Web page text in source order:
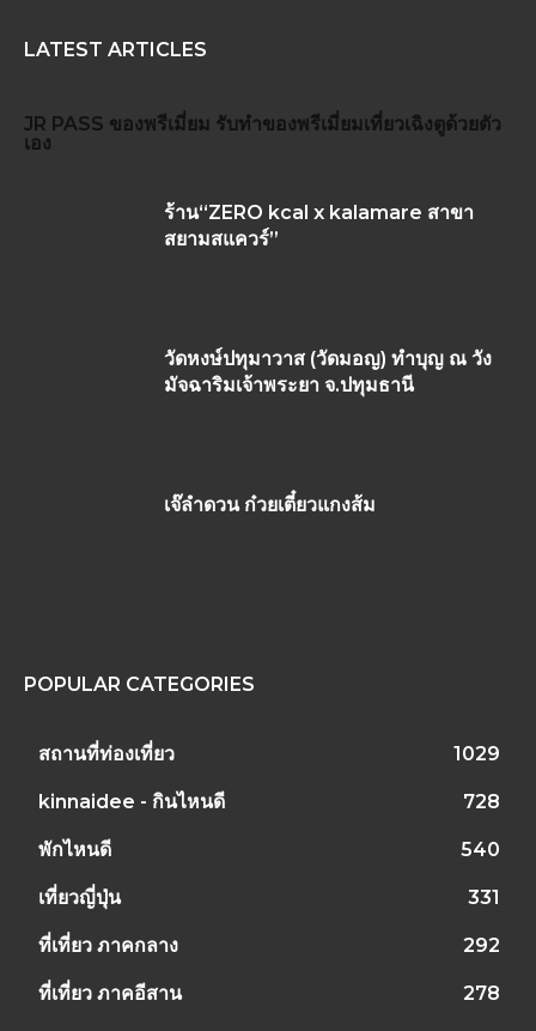
LATEST ARTICLES
JR PASS ของพรีเมี่ยม รับทำของพรีเมี่ยมเที่ยวเฉิงตูด้วยตัว
เอง
ร้าน“ZERO kcal x kalamare สาขา
สยามสแควร์”
วัดหงษ์ปทุมาวาส (วัดมอญ) ทำบุญ ณ วัง
มัจฉาริมเจ้าพระยา จ.ปทุมธานี
เจ๊ลำดวน ก๋วยเตี๋ยวแกงส้ม
POPULAR CATEGORIES
สถานที่ท่องเที่ยว 1029
kinnaidee - กินไหนดี 728
พักไหนดี 540
เที่ยวญี่ปุ่น 331
ที่เที่ยว ภาคกลาง 292
ที่เที่ยว ภาคอีสาน 278